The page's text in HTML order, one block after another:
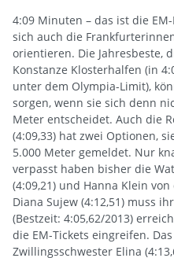
4:09 Minuten – das ist die
sich auch die
orientieren. Die Jahresbeste,
Konstanze Klosterhalfen (in
unter dem Olympia-Limit),
sorgen, wenn sie sich denn
Meter entscheidet. Auch die
(4:09,33) hat zwei Optionen,
5.000 Meter gemeldet. Nur
verpasst haben bisher die
(4:09,21) und Hanna Klein
Diana Sujew (4:12,51) muss
(Bestzeit: 4:05,62/2013)
die EM-Tickets eingreifen.
Zwillingsschwester Elina